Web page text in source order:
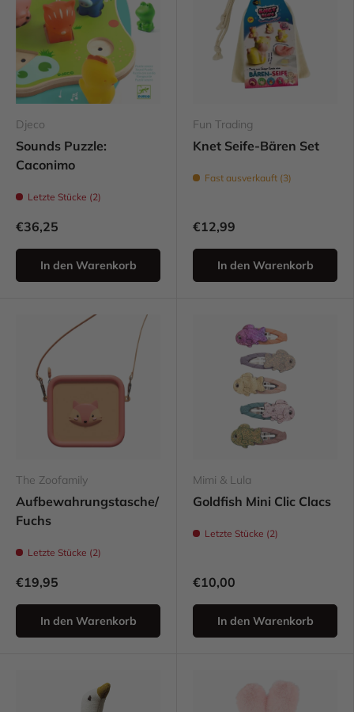
Djeco
Sounds Puzzle:
Caconimo
Letzte Stücke (2)
€36,25
In den Warenkorb
Fun Trading
Knet Seife-Bären Set
Fast ausverkauft (3)
€12,99
In den Warenkorb
The Zoofamily
Aufbewahrungstasche/
Fuchs
Letzte Stücke (2)
€19,95
In den Warenkorb
Mimi & Lula
Goldfish Mini Clic Clacs
Letzte Stücke (2)
€10,00
In den Warenkorb